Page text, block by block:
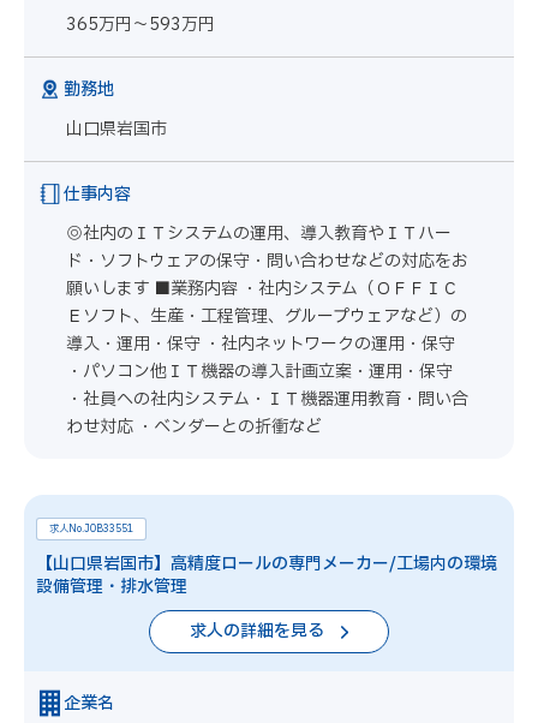
365万円～593万円
勤務地
山口県岩国市
仕事内容
◎社内のＩＴシステムの運用、導入教育やＩＴハー
ド・ソフトウェアの保守・問い合わせなどの対応をお
願いします ■業務内容 ・社内システム（ＯＦＦＩＣ
Ｅソフト、生産・工程管理、グループウェアなど）の
導入・運用・保守 ・社内ネットワークの運用・保守
・パソコン他ＩＴ機器の導入計画立案・運用・保守
・社員への社内システム・ＩＴ機器運用教育・問い合
わせ対応 ・ベンダーとの折衝など
求人No.JOB33551
【山口県岩国市】高精度ロールの専門メーカー/工場内の環境
設備管理・排水管理
求人の詳細を見る
企業名